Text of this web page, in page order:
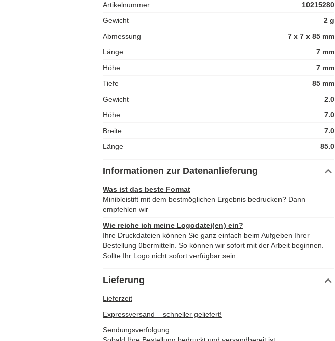
Artikelnummer
10215280
Gewicht
2 g
Abmessung
7 x 7 x 85 mm
Länge
7 mm
Höhe
7 mm
Tiefe
85 mm
Gewicht
2.0
Höhe
7.0
Breite
7.0
Länge
85.0
Informationen zur Datenanlieferung
Was ist das beste Format
Minibleistift mit dem bestmöglichen Ergebnis bedrucken? Dann
empfehlen wir
Wie reiche ich meine Logodatei(en) ein?
Ihre Druckdateien können Sie ganz einfach beim Aufgeben Ihrer
Bestellung übermitteln. So können wir sofort mit der Arbeit beginnen.
Sollte Ihr Logo nicht sofort verfügbar sein
Lieferung
Lieferzeit
Expressversand – schneller geliefert!
Sendungsverfolgung